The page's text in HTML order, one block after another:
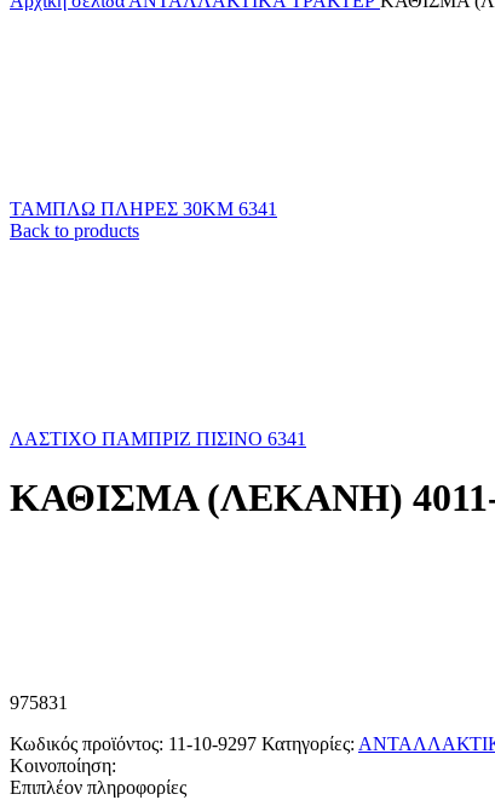
ΤΑΜΠΛΩ ΠΛΗΡΕΣ 30ΚΜ 6341
Back to products
ΛΑΣΤΙΧΟ ΠΑΜΠΡΙΖ ΠΙΣΙΝΟ 6341
ΚΑΘΙΣΜΑ (ΛΕΚΑΝΗ) 4011-
975831
Κωδικός προϊόντος: 11-10-9297 Κατηγορίες:
Κοινοποίηση:
Επιπλέον πληροφορίες